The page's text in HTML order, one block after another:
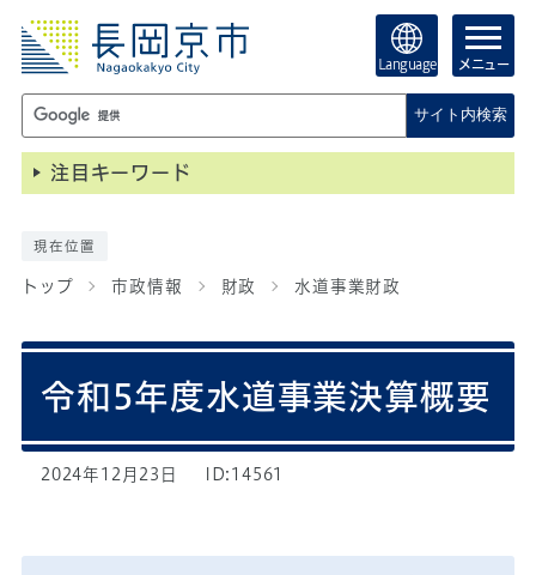
Language メニュー
サイト内検索
注目キーワード
現在位置
トップ 市政情報 財政 水道事業財政
令和5年度水道事業決算概要
2024年12月23日 ID:14561